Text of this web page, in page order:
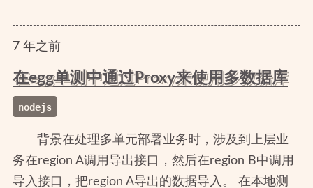
7年之前
在egg单测中通过Proxy来使用多数据库
nodejs
背景在处理多单元部署业务时，涉及到上层业
务在region A调用导出接口，然后在region B中调用
导入接口，把region A导出的数据导入。 在本地测